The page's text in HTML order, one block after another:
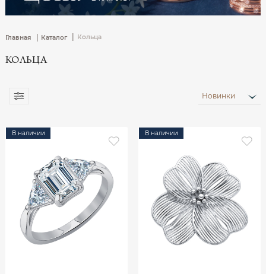
Главная | Каталог Кольца
КОЛЬЦА
Новинки
В наличии В наличии